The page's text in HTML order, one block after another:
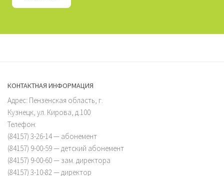
КОНТАКТНАЯ ИНФОРМАЦИЯ
Адрес: Пензенская область, г.
Кузнецк, ул. Кирова, д.100
Телефон:
(84157) 3-26-14 — абонемент
(84157) 9-00-59 — детский абонемент
(84157) 9-00-60 — зам. директора
(84157) 3-10-82 — директор